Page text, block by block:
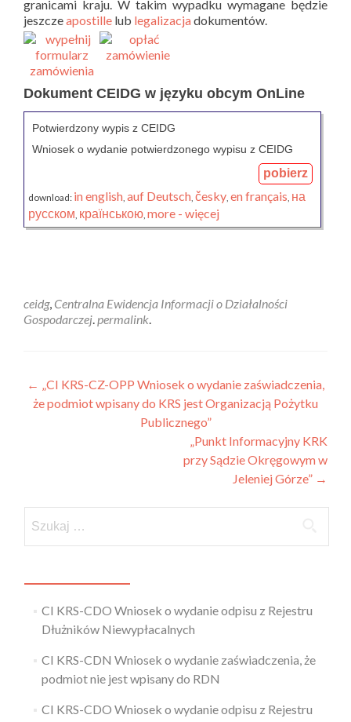
granicami kraju. W takim wypadku wymagane będzie
jeszczeapostille lub legalizacjadokumentów.
Dokument CEIDG w języku obcym OnLine
Potwierdzony wypis z CEIDG
Wniosek o wydanie potwierdzonego wypisu z CEIDG
pobierz
download: in english, auf Deutsch, česky, en français, на
русском, країнською, more - więcej
ceidg, Centralna Ewidencja Informacji o Działalności
Gospodarczej.permalink.
← „CI KRS-CZ-OPP Wniosek o wydanie zaświadczenia,
że podmiot wpisany do KRS jest Organizacją Pożytku
Publicznego”
„Punkt Informacyjny KRK
przy Sądzie Okręgowym w
Jeleniej Górze” →
CI KRS-CDO Wniosek o wydanie odpisu z Rejestru
Dłużników Niewypłacalnych
CI KRS-CDN Wniosek o wydanie zaświadczenia, że
podmiot nie jest wpisany do RDN
CI KRS-CDO Wniosek o wydanie odpisu z Rejestru